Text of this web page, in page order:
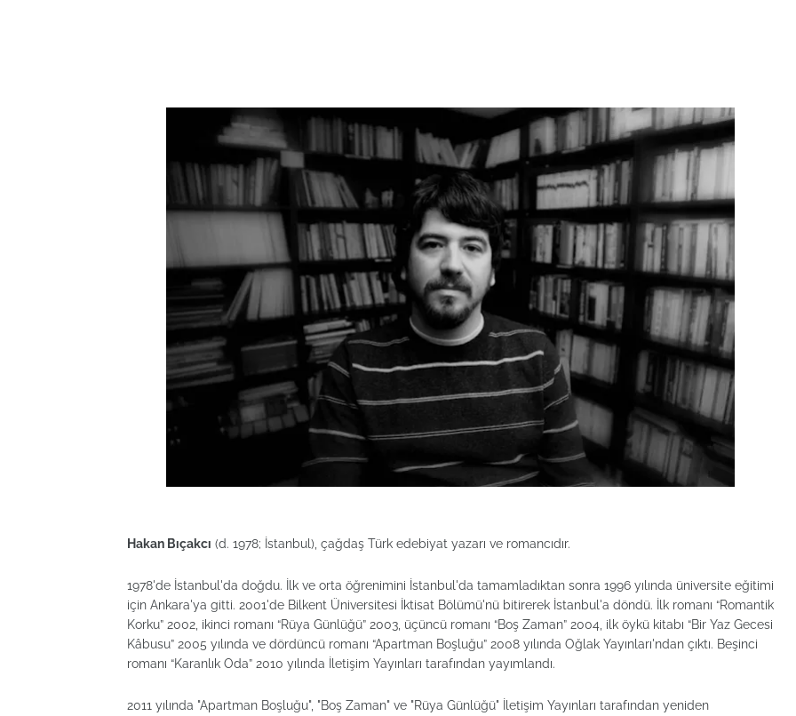
Hakan Bıçakcı (d. 1978; İstanbul), çağdaş Türk edebiyat yazarı ve romancıdır.
1978'de İstanbul'da doğdu. İlk ve orta öğrenimini İstanbul'da tamamladıktan sonra 1996 yılında üniversite eğitimi
için Ankara'ya gitti. 2001'de Bilkent Üniversitesi İktisat Bölümü'nü bitirerek İstanbul'a döndü. İlk romanı “Romantik
Korku” 2002, ikinci romanı “Rüya Günlüğü” 2003, üçüncü romanı “Boş Zaman” 2004, ilk öykü kitabı “Bir Yaz Gecesi
Kâbusu” 2005 yılında ve dördüncü romanı “Apartman Boşluğu” 2008 yılında Oğlak Yayınları'ndan çıktı. Beşinci
romanı “Karanlık Oda” 2010 yılında İletişim Yayınları tarafından yayımlandı.
2011 yılında "Apartman Boşluğu", "Boş Zaman" ve "Rüya Günlüğü" İletişim Yayınları tarafından yeniden